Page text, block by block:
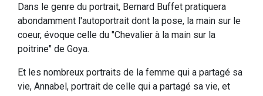
Dans le genre du portrait, Bernard Buffet pratiquera
abondamment l'autoportrait dont la pose, la main sur le
coeur, évoque celle du "Chevalier à la main sur la
poitrine" de Goya.
Et les nombreux portraits de la femme qui a partagé sa
vie, Annabel, portrait de celle qui a partagé sa vie, et